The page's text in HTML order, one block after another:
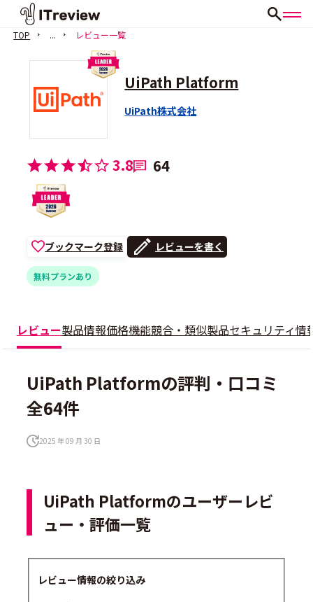
TOP ... レビュー一覧
UiPath Platform
UiPath株式会社
3.8 64
ブックマーク登録 レビューを書く
無料プランあり
レビュー製品情報価格機能競合・類似製品セキュリティ情
UiPath Platformの評判・口コミ
全64件
2025 年 09 月 30 日
UiPath Platformのユーザーレビ
ュー・評価一覧
レビュー情報の絞り込み